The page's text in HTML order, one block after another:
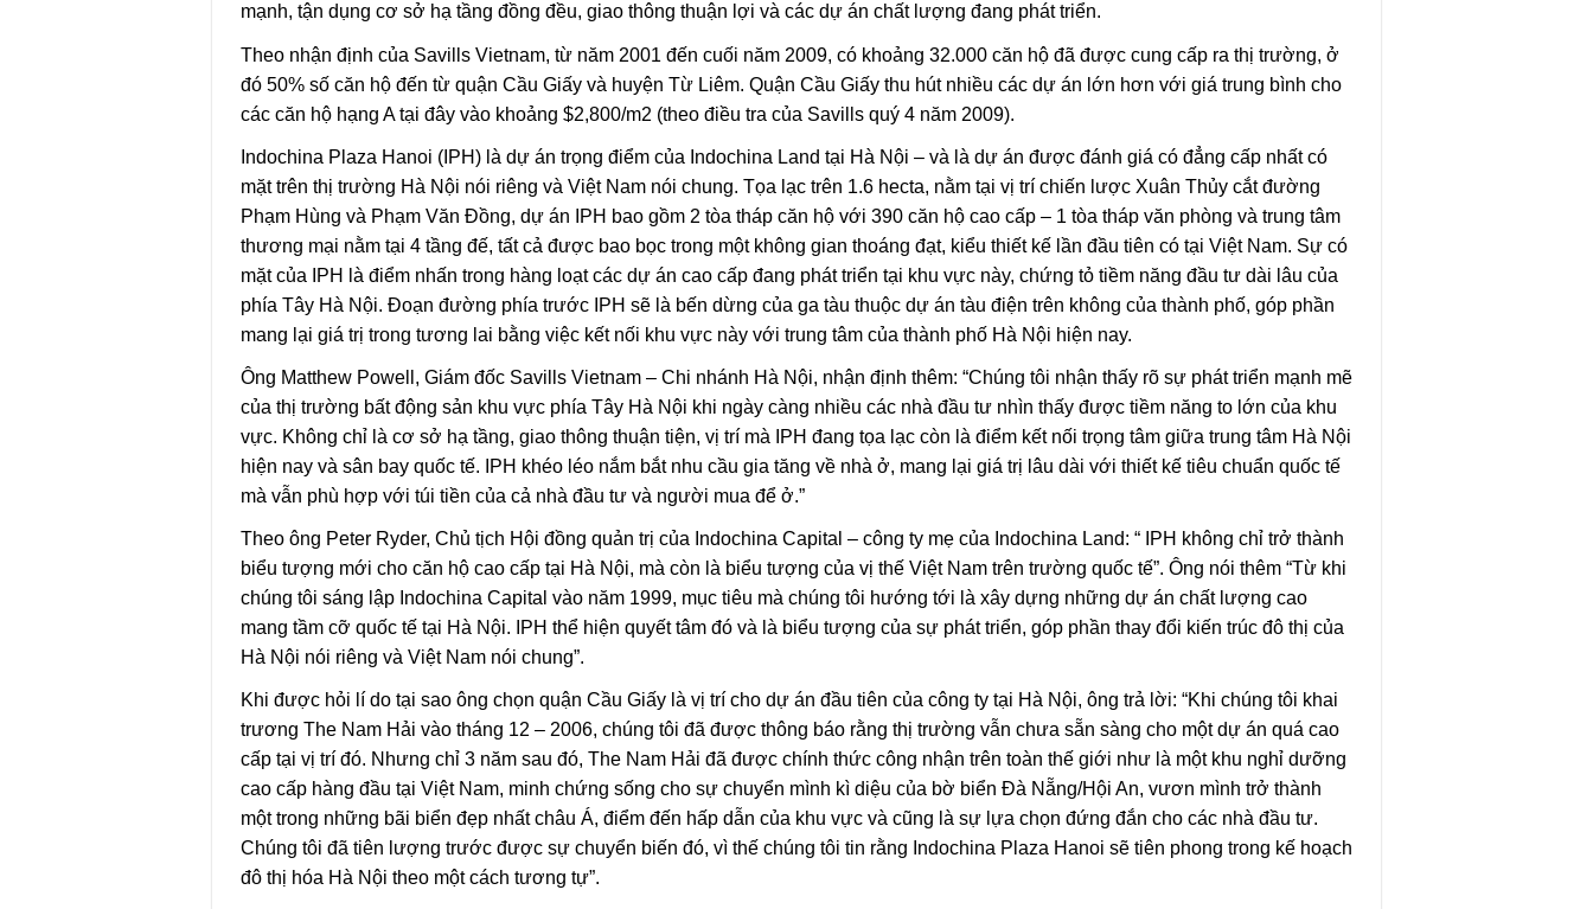
mạnh, tận dụng cơ sở hạ tầng đồng đều, giao thông thuận lợi và các dự án chất lượng đang phát triển.
Theo nhận định của Savills Vietnam, từ năm 2001 đến cuối năm 2009, có khoảng 32.000 căn hộ đã được cung cấp ra thị trường, ở
đó 50% số căn hộ đến từ quận Cầu Giấy và huyện Từ Liêm. Quận Cầu Giấy thu hút nhiều các dự án lớn hơn với giá trung bình cho
các căn hộ hạng A tại đây vào khoảng $2,800/m2 (theo điều tra của Savills quý 4 năm 2009).
Indochina Plaza Hanoi (IPH) là dự án trọng điểm của Indochina Land tại Hà Nội – và là dự án được đánh giá có đẳng cấp nhất có
mặt trên thị trường Hà Nội nói riêng và Việt Nam nói chung. Tọa lạc trên 1.6 hecta, nằm tại vị trí chiến lược Xuân Thủy cắt đường
Phạm Hùng và Phạm Văn Đồng, dự án IPH bao gồm 2 tòa tháp căn hộ với 390 căn hộ cao cấp – 1 tòa tháp văn phòng và trung tâm
thương mại nằm tại 4 tầng đế, tất cả được bao bọc trong một không gian thoáng đạt, kiểu thiết kế lần đầu tiên có tại Việt Nam. Sự có
mặt của IPH là điểm nhấn trong hàng loạt các dự án cao cấp đang phát triển tại khu vực này, chứng tỏ tiềm năng đầu tư dài lâu của
phía Tây Hà Nội. Đoạn đường phía trước IPH sẽ là bến dừng của ga tàu thuộc dự án tàu điện trên không của thành phố, góp phần
mang lại giá trị trong tương lai bằng việc kết nối khu vực này với trung tâm của thành phố Hà Nội hiện nay.
Ông Matthew Powell, Giám đốc Savills Vietnam – Chi nhánh Hà Nội, nhận định thêm: “Chúng tôi nhận thấy rõ sự phát triển mạnh mẽ
của thị trường bất động sản khu vực phía Tây Hà Nội khi ngày càng nhiều các nhà đầu tư nhìn thấy được tiềm năng to lớn của khu
vực. Không chỉ là cơ sở hạ tầng, giao thông thuận tiện, vị trí mà IPH đang tọa lạc còn là điểm kết nối trọng tâm giữa trung tâm Hà Nội
hiện nay và sân bay quốc tế. IPH khéo léo nắm bắt nhu cầu gia tăng về nhà ở, mang lại giá trị lâu dài với thiết kế tiêu chuẩn quốc tế
mà vẫn phù hợp với túi tiền của cả nhà đầu tư và người mua để ở.”
Theo ông Peter Ryder, Chủ tịch Hội đồng quản trị của Indochina Capital – công ty mẹ của Indochina Land: “ IPH không chỉ trở thành
biểu tượng mới cho căn hộ cao cấp tại Hà Nội, mà còn là biểu tượng của vị thế Việt Nam trên trường quốc tế”. Ông nói thêm “Từ khi
chúng tôi sáng lập Indochina Capital vào năm 1999, mục tiêu mà chúng tôi hướng tới là xây dựng những dự án chất lượng cao
mang tầm cỡ quốc tế tại Hà Nội. IPH thể hiện quyết tâm đó và là biểu tượng của sự phát triển, góp phần thay đổi kiến trúc đô thị của
Hà Nội nói riêng và Việt Nam nói chung”.
Khi được hỏi lí do tại sao ông chọn quận Cầu Giấy là vị trí cho dự án đầu tiên của công ty tại Hà Nội, ông trả lời: “Khi chúng tôi khai
trương The Nam Hải vào tháng 12 – 2006, chúng tôi đã được thông báo rằng thị trường vẫn chưa sẵn sàng cho một dự án quá cao
cấp tại vị trí đó. Nhưng chỉ 3 năm sau đó, The Nam Hải đã được chính thức công nhận trên toàn thế giới như là một khu nghỉ dưỡng
cao cấp hàng đầu tại Việt Nam, minh chứng sống cho sự chuyển mình kì diệu của bờ biển Đà Nẵng/Hội An, vươn mình trở thành
một trong những bãi biển đẹp nhất châu Á, điểm đến hấp dẫn của khu vực và cũng là sự lựa chọn đứng đắn cho các nhà đầu tư.
Chúng tôi đã tiên lượng trước được sự chuyển biến đó, vì thế chúng tôi tin rằng Indochina Plaza Hanoi sẽ tiên phong trong kế hoạch
đô thị hóa Hà Nội theo một cách tương tự”.